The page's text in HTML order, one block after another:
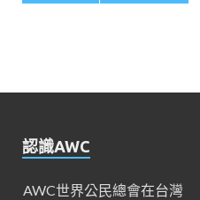
認識AWC
AWC世界公民總會在台灣